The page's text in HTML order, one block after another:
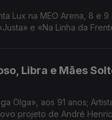
Lux na MEO Arena, 8 e
e «Na Linha da
Libra e Mães
Olga», aos 91 anos;
projeto de André